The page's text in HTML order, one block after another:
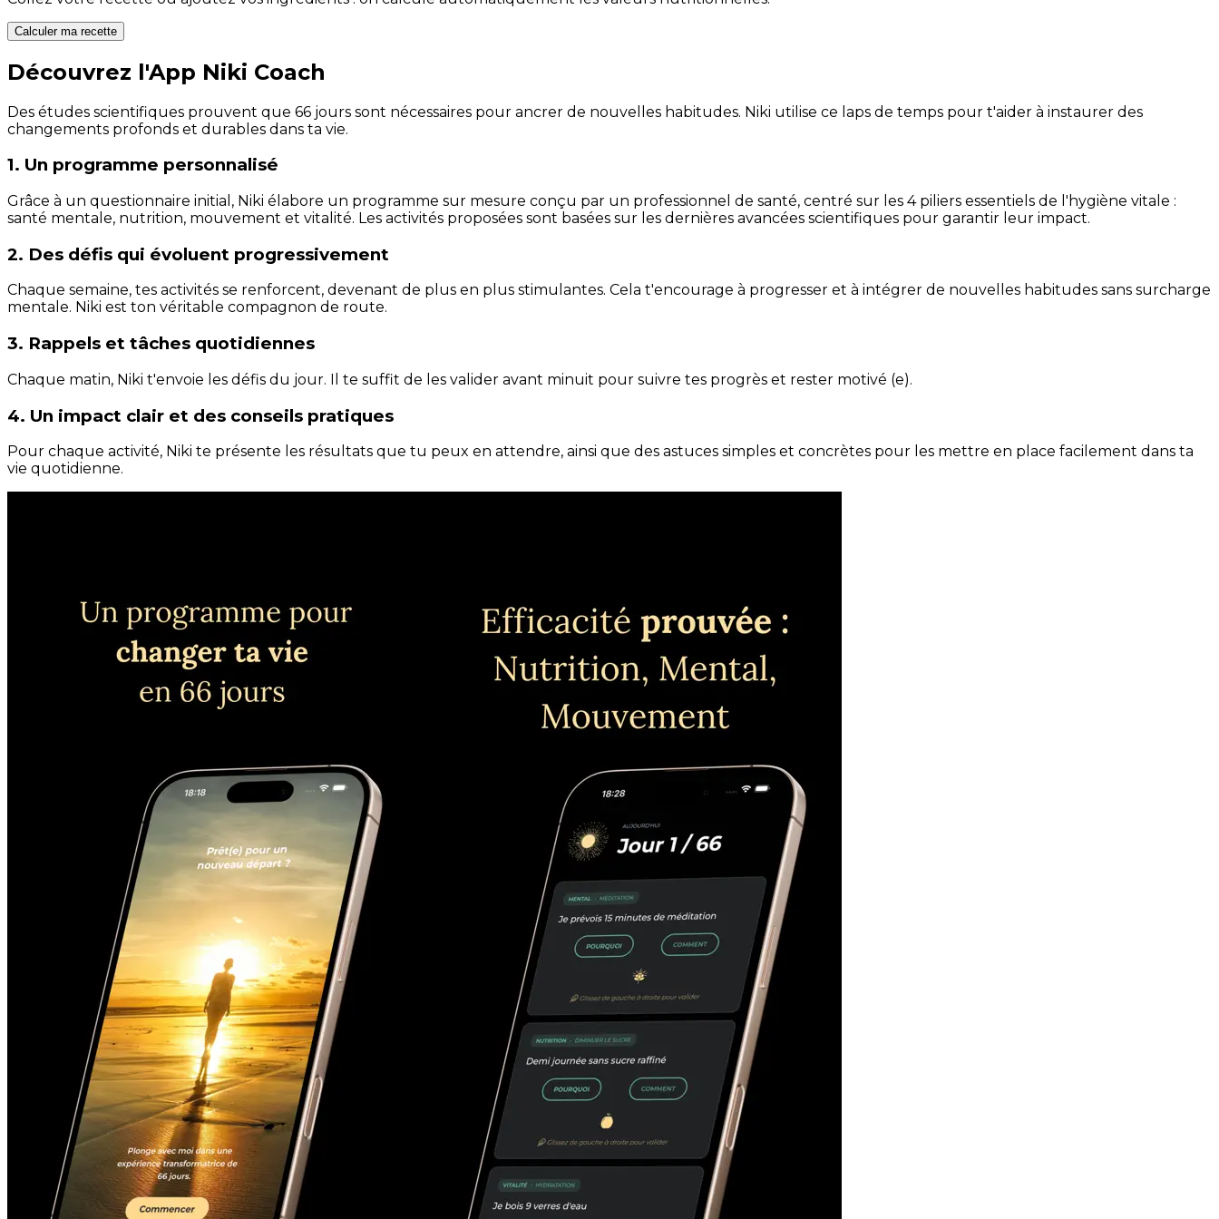
Calculer ma recette
Découvrez l'App Niki Coach
Des études scientifiques prouvent que 66 jours sont nécessaires pour ancrer de nouvelles habitudes. Niki utilise ce laps de temps pour t'aider à instaurer des
changements profonds et durables dans ta vie.
1. Un programme personnalisé
Grâce à un questionnaire initial, Niki élabore un programme sur mesure conçu par un professionnel de santé, centré sur les 4 piliers essentiels de l'hygiène vitale :
santé mentale, nutrition, mouvement et vitalité. Les activités proposées sont basées sur les dernières avancées scientifiques pour garantir leur impact.
2. Des défis qui évoluent progressivement
Chaque semaine, tes activités se renforcent, devenant de plus en plus stimulantes. Cela t'encourage à progresser et à intégrer de nouvelles habitudes sans surcharge
mentale. Niki est ton véritable compagnon de route.
3. Rappels et tâches quotidiennes
Chaque matin, Niki t'envoie les défis du jour. Il te suffit de les valider avant minuit pour suivre tes progrès et rester motivé (e).
4. Un impact clair et des conseils pratiques
Pour chaque activité, Niki te présente les résultats que tu peux en attendre, ainsi que des astuces simples et concrètes pour les mettre en place facilement dans ta
vie quotidienne.